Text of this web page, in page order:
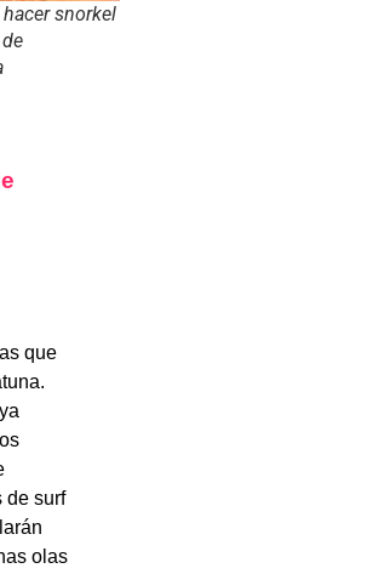
snorkel
que
de surf
olas